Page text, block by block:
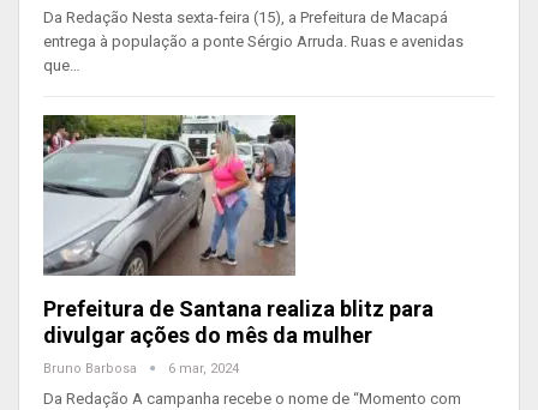
Da Redação Nesta sexta-feira (15), a Prefeitura de Macapá
entrega à população a ponte Sérgio Arruda. Ruas e avenidas
que…
Prefeitura de Santana realiza blitz para
divulgar ações do mês da mulher
Bruno Barbosa 6 mar, 2024
Da Redação A campanha recebe o nome de “Momento com